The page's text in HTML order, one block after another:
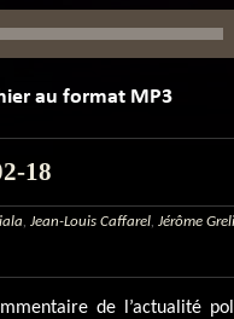
18
, Jean-Louis Caffarel, Jérôme
de l’actualité